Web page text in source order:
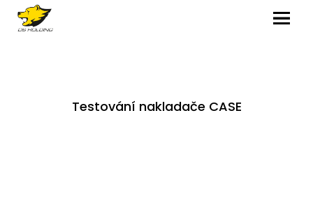
MENU
Testování nakladače CASE